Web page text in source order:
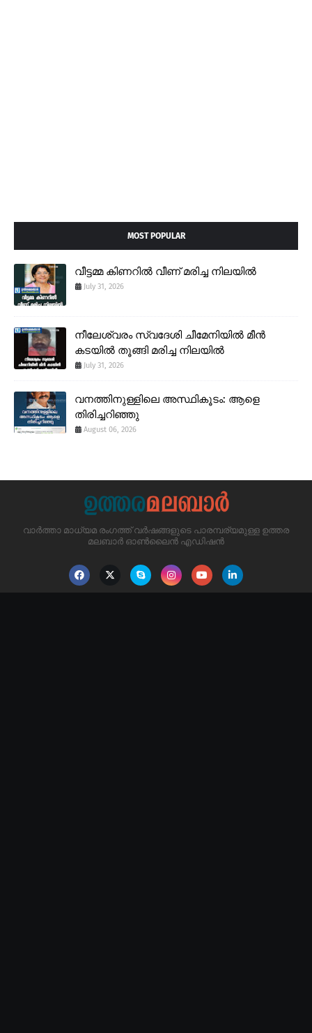
MOST POPULAR
വീട്ടമ്മ കിണറിൽ വീണ് മരിച്ച നിലയിൽ
July 31, 2026
നീലേശ്വരം സ്വദേശി ചീമേനിയിൽ മീൻ
കടയിൽ തൂങ്ങി മരിച്ച നിലയിൽ
July 31, 2026
വനത്തിനുള്ളിലെ അസ്ഥികൂടം: ആളെ
തിരിച്ചറിഞ്ഞു
August 06, 2026
വാർത്താ മാധ്യമ രംഗത്ത് വർഷങ്ങളുടെ പാരമ്പര്യമുള്ള ഉത്തര
മലബാർ ഓൺലൈൻ എഡിഷൻ